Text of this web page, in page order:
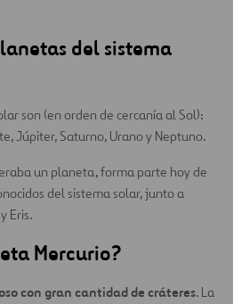
del sistema
son (en orden de cercanía al Sol):
Júpiter, Saturno, Urano y Neptuno.
un planeta, forma parte hoy de
del sistema solar, junto a
Eris.
Mercurio?
con gran cantidad de cráteres. La